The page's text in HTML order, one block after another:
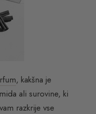
, kakšna je
ali surovine, ki
razkrije vse